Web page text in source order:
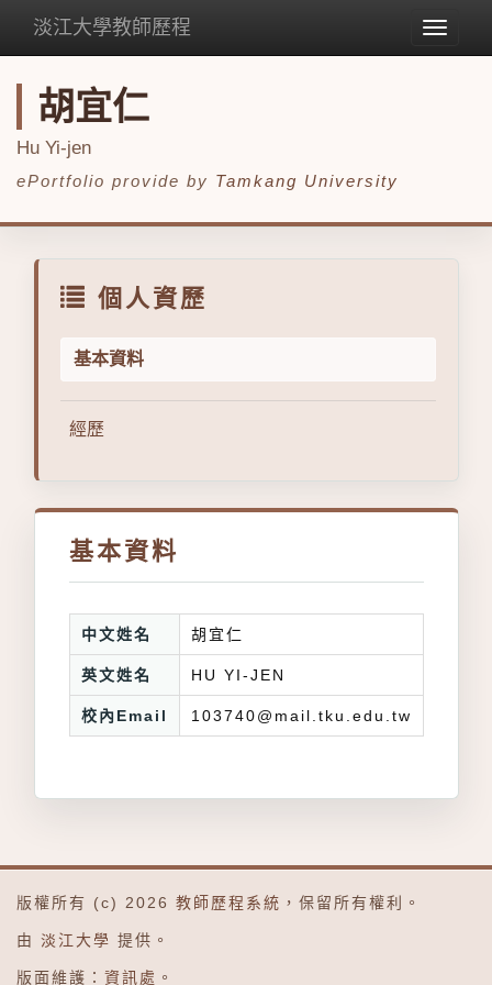
Toggle
淡江大學教師歷程
胡宜仁
Hu Yi-jen
ePortfolio provide by Tamkang University
個人資歷
基本資料
經歷
基本資料
中文姓名 胡宜仁
英文姓名 HU YI-JEN
校內Email 103740@mail.tku.edu.tw
版權所有 (c) 2026 教師歷程系統 ，保留所有權利。
由 淡江大學 提供。
版面維護： 資訊處 。